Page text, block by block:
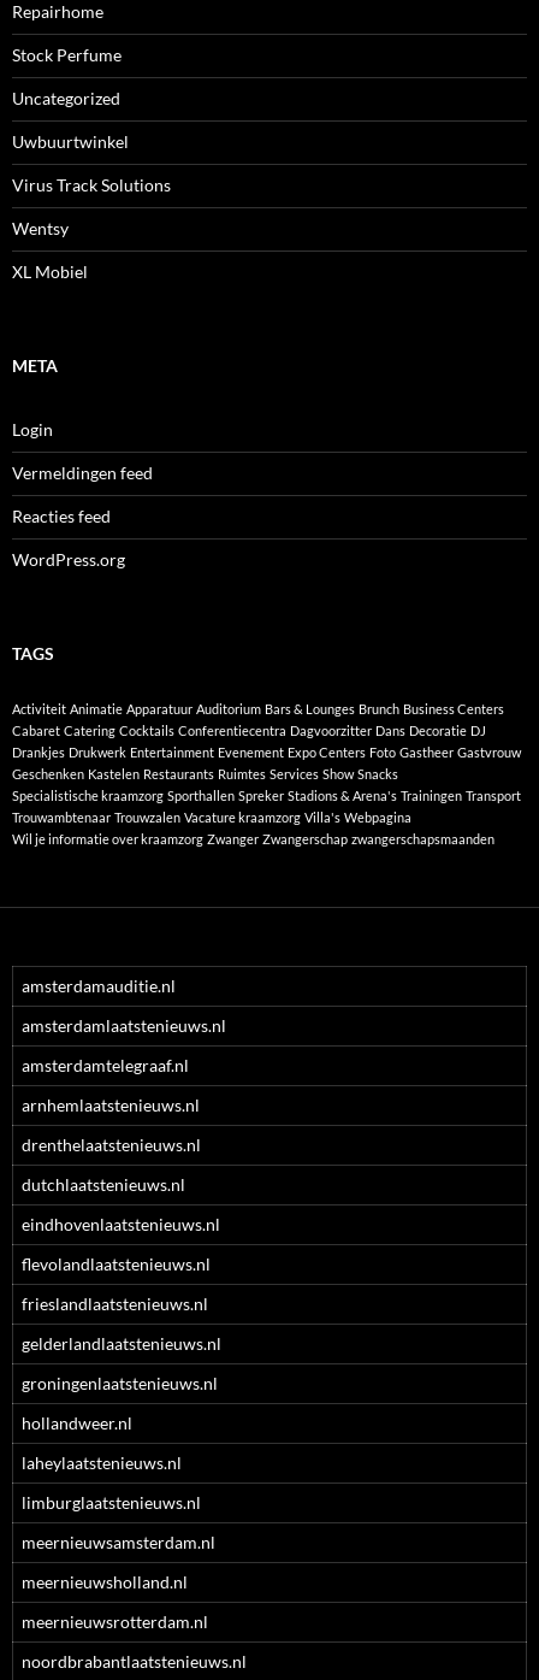
Repairhome
Stock Perfume
Uncategorized
Uwbuurtwinkel
Virus Track Solutions
Wentsy
XL Mobiel
META
Login
Vermeldingen feed
Reacties feed
WordPress.org
TAGS
Activiteit Animatie Apparatuur Auditorium Bars & Lounges Brunch Business Centers
Cabaret Catering Cocktails Conferentiecentra Dagvoorzitter Dans Decoratie DJ
Drankjes Drukwerk Entertainment Evenement Expo Centers Foto Gastheer Gastvrouw
Geschenken Kastelen Restaurants Ruimtes Services Show Snacks
Specialistische kraamzorg Sporthallen Spreker Stadions & Arena's Trainingen Transport
Trouwambtenaar Trouwzalen Vacature kraamzorg Villa's Webpagina
Wil je informatie over kraamzorg Zwanger Zwangerschap zwangerschapsmaanden
amsterdamauditie.nl
amsterdamlaatstenieuws.nl
amsterdamtelegraaf.nl
arnhemlaatstenieuws.nl
drenthelaatstenieuws.nl
dutchlaatstenieuws.nl
eindhovenlaatstenieuws.nl
flevolandlaatstenieuws.nl
frieslandlaatstenieuws.nl
gelderlandlaatstenieuws.nl
groningenlaatstenieuws.nl
hollandweer.nl
laheylaatstenieuws.nl
limburglaatstenieuws.nl
meernieuwsamsterdam.nl
meernieuwsholland.nl
meernieuwsrotterdam.nl
noordbrabantlaatstenieuws.nl